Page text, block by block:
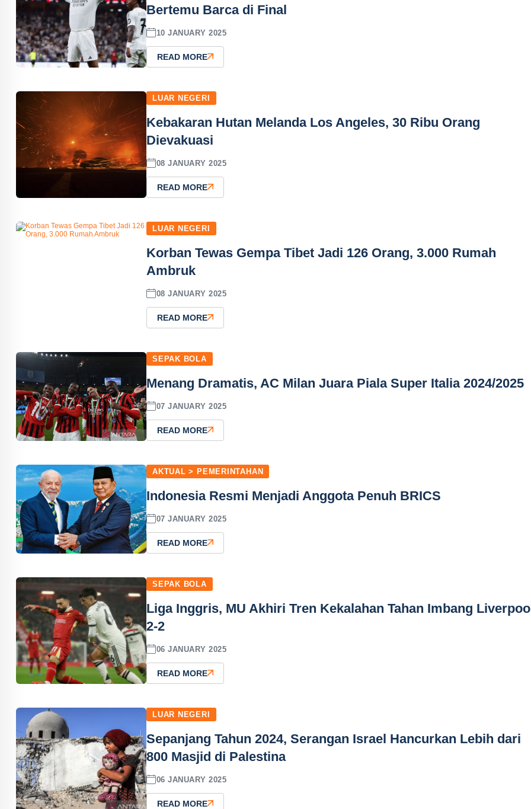
Bertemu Barca di Final
10 JANUARY 2025
READ MORE
LUAR NEGERI
Kebakaran Hutan Melanda Los Angeles, 30 Ribu Orang
Dievakuasi
08 JANUARY 2025
READ MORE
LUAR NEGERI
Korban Tewas Gempa Tibet Jadi 126 Orang, 3.000 Rumah
Ambruk
08 JANUARY 2025
READ MORE
SEPAK BOLA
Menang Dramatis, AC Milan Juara Piala Super Italia 2024/2025
07 JANUARY 2025
READ MORE
AKTUAL > PEMERINTAHAN
Indonesia Resmi Menjadi Anggota Penuh BRICS
07 JANUARY 2025
READ MORE
SEPAK BOLA
Liga Inggris, MU Akhiri Tren Kekalahan Tahan Imbang
2-2
06 JANUARY 2025
READ MORE
LUAR NEGERI
Sepanjang Tahun 2024, Serangan Israel Hancurkan Lebih dari
800 Masjid di Palestina
06 JANUARY 2025
READ MORE